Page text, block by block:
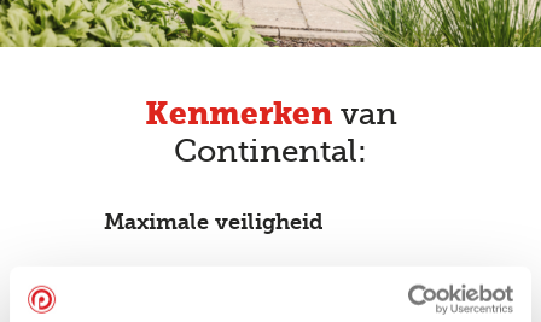
Kenmerkenvan
Continental:
Maximale veiligheid